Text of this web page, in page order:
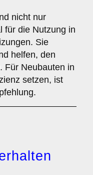
nicht nur
für die Nutzung in
Sie
helfen, den
Für Neubauten in
setzen, ist